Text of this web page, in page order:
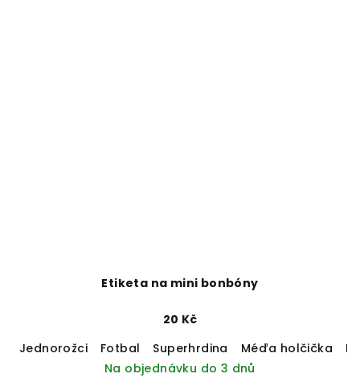
Etiketa na mini bonbóny
20 Kč
Jednorožci
Fotbal Superhrdina Méďa holčička
Na objednávku do 3 dnů